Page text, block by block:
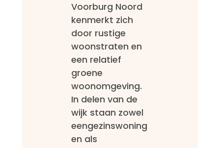
Voorburg Noord
kenmerkt zich
door rustige
woonstraten en
een relatief
groene
woonomgeving.
In delen van de
wijk staan zowel
eengezinswoning
en als